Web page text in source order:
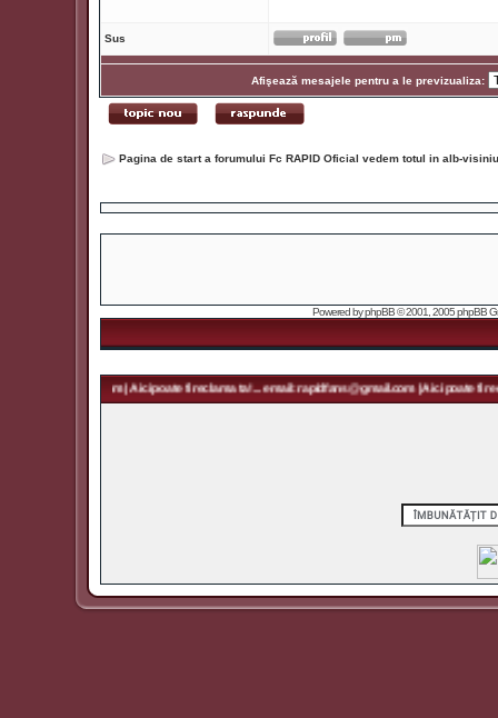
Sus
Afişează mesajele pentru a le previzualiza:
Pagina de start a forumului Fc RAPID Oficial vedem totul in alb-
Powered byphpBB© 2001, 2005 phpBB
| Aici poate fi reclama ta! ... email: rapidfans@gmail.com | Aici poate fi